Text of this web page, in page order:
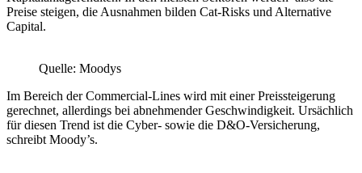
Preise steigen, die Ausnahmen bilden Cat-Risks und Alternative
Capital.
Quelle: Moodys
Im Bereich der Commercial-Lines wird mit einer Preissteigerung
gerechnet, allerdings bei abnehmender Geschwindigkeit. Ursächlich
für diesen Trend ist die Cyber- sowie die D&O-Versicherung,
schreibt Moody’s.